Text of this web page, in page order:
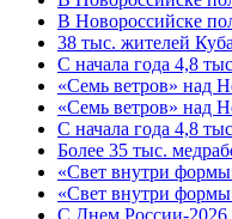
В Новороссийске
38 тыс. жителей
С начала года 4,8
«Семь ветров» над
«Семь ветров» над
С начала года 4,8
Более 35 тыс.
«Свет внутри
«Свет внутри